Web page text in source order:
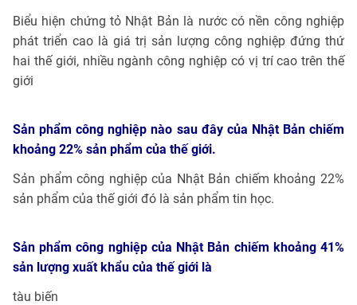
Biểu hiện chứng tỏ Nhật Bản là nước có nền công nghiệp
phát triển cao là giá trị sản lượng công nghiệp đứng thứ
hai thế giới, nhiều ngành công nghiệp có vị trí cao trên thế
giới
Sản phẩm công nghiệp nào sau đây của Nhật Bản chiếm
khoảng 22% sản phẩm của thế giới.
Sản phẩm công nghiệp của Nhật Bản chiếm khoảng 22%
sản phẩm của thế giới đó là sản phẩm tin học.
Sản phẩm công nghiệp của Nhật Bản chiếm khoảng 41%
sản lượng xuất khẩu của thế giới là
tàu biến